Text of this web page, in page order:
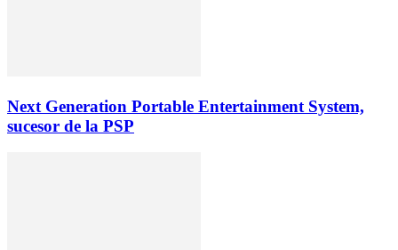
Next Generation Portable Entertainment System,
sucesor de la PSP